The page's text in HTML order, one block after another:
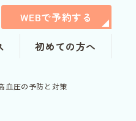
WEBで予約する
初めての方へ
血圧の予防と対策